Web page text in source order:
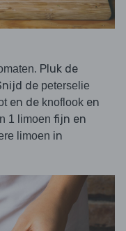
. Pluk de
de peterselie
en de knoflook en
1 limoen fijn en
limoen in